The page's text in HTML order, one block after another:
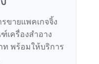
ขายแพคเกจจิ้ง
เครื่องสำอาง
ท พร้อมให้บริการ